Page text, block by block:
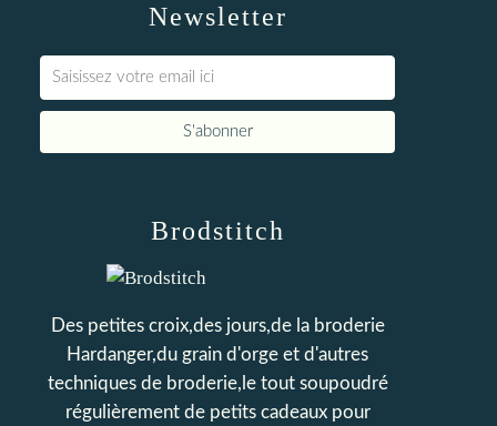
Newsletter
Brodstitch
Des petites croix,des jours,de la broderie
Hardanger,du grain d'orge et d'autres
techniques de broderie,le tout soupoudré
régulièrement de petits cadeaux pour